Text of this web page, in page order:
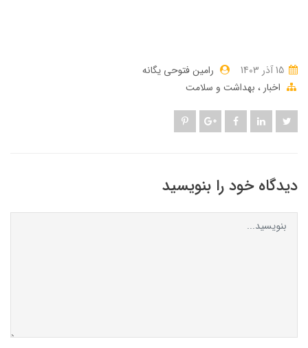
رامین فتوحی یگانه
اخبار
بهداشت و سلامت
دیدگاه خود را بنویسید